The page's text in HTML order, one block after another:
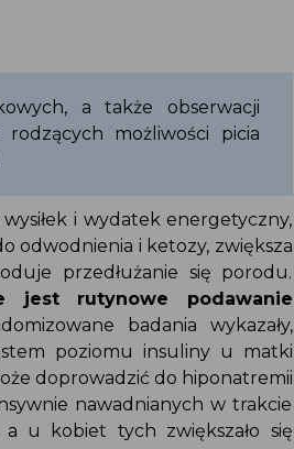
a także obserwacji
możliwości picia
i wydatek energetyczny,
odwodnienia i ketozy, zwiększa
przedłużanie się porodu.
jest rutynowe podawanie
badania wykazały,
poziomu insuliny u matki
doprowadzić do hiponatremii
nawadnianych w trakcie
a u kobiet tych zwiększało się